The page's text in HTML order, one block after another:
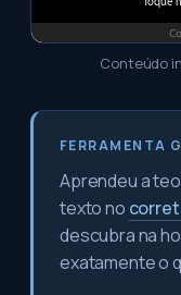
Conteúdo
FERRAMENTA
Aprendeu a
texto no
descubra na
exatamente o